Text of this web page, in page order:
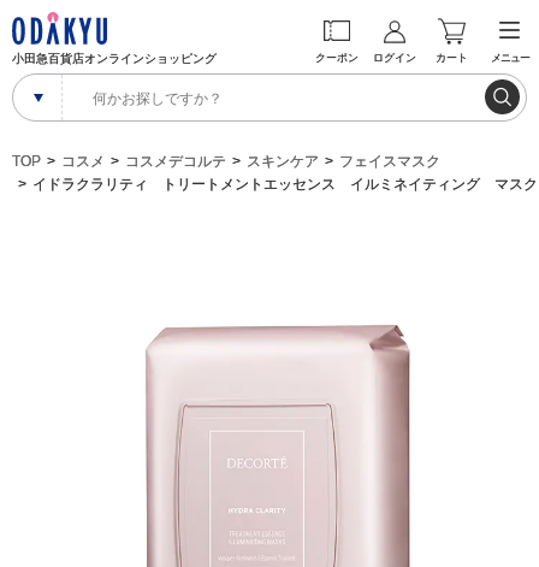
小田急百貨店オンラインショッピング クーポン ログイン カート メニュー
TOP コスメ コスメデコルテ スキンケア
フェイスマスク
イドラクラリティ トリートメントエッセンス イルミネイティング マスク